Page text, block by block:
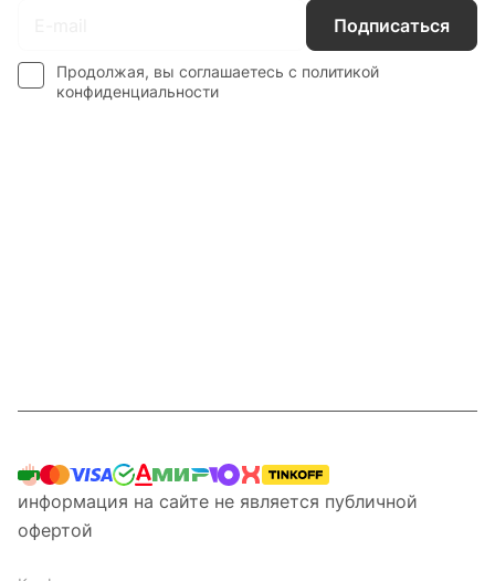
Подписаться
Продолжая, вы соглашаетесь с политикой
конфиденциальности
информация на сайте не является публичной
офертой